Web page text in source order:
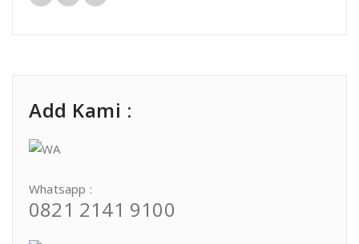
Add Kami :
Whatsapp :
0821 2141 9100